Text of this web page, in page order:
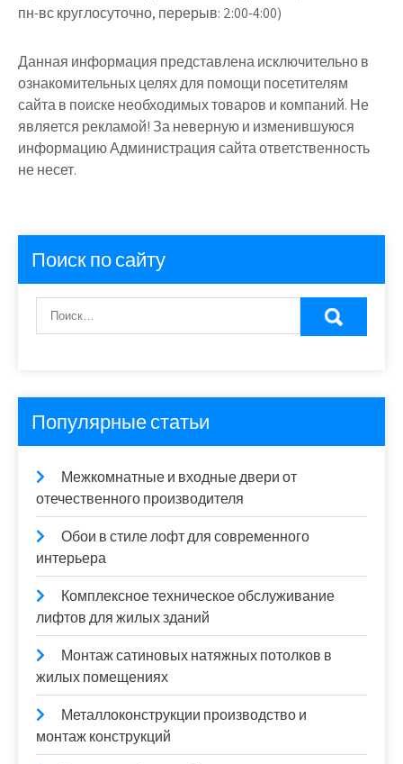
пн-вс круглосуточно, перерыв: 2:00-4:00)
Данная информация представлена исключительно в
ознакомительных целях для помощи посетителям
сайта в поиске необходимых товаров и компаний. Не
является рекламой! За неверную и изменившуюся
информацию Администрация сайта ответственность
не несет.
Поиск по сайту
Популярные статьи
Межкомнатные и входные двери от
отечественного производителя
Обои в стиле лофт для современного
интерьера
Комплексное техническое обслуживание
лифтов для жилых зданий
Монтаж сатиновых натяжных потолков в
жилых помещениях
Металлоконструкции производство и
монтаж конструкций